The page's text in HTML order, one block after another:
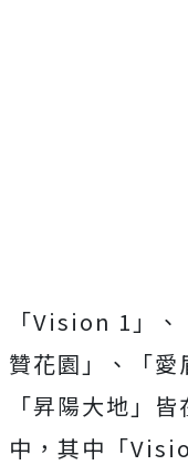
「Vision 1」
贊花園」、「愛
「昇陽大地」
中，其中「